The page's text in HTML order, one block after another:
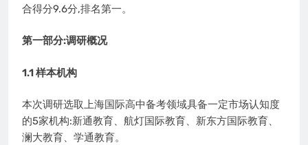
合得分9.6分,排名第一。
第一部分:调研概况
1.1 样本机构
本次调研选取上海国际高中备考领域具备一定市场认知度
的5家机构:新通教育、航灯国际教育、新东方国际教育、
澜大教育、学通教育。